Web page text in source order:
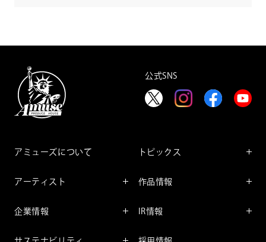
公式SNS
アミューズについて
アーティスト
企業情報
トピックス
レポート
作品情報
コミック
IR情報